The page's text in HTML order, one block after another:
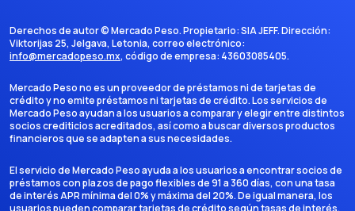
Derechos de autor ©Mercado Peso. Propietario:SIA JEFF. Dirección:
Viktorijas 25, Jelgava, Letonia, correo electrónico:
info@mercadopeso.mx, código de empresa: 43603085405.
Mercado Peso no es un proveedor de préstamos ni de tarjetas de
crédito y no emite préstamos ni tarjetas de crédito. Los servicios de
Mercado Peso ayudan a los usuarios a comparar y elegir entre distintos
socios crediticios acreditados, así como a buscar diversos productos
financieros que se adapten a sus necesidades.
El servicio de Mercado Peso ayuda a los usuarios a encontrar socios de
préstamos con plazos de pago flexibles de 91 a 360 días, con una tasa
de interés APR mínima del 0% y máxima del 20%. De igual manera, los
usuarios pueden comparar tarjetas de crédito según tasas de interés,